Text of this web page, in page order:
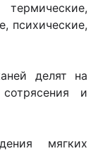
психические,
делят на
и
мягких